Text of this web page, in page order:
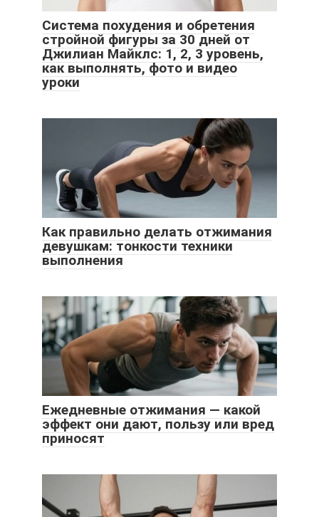
Система похудения и обретения
стройной фигуры за 30 дней от
Джилиан Майклс: 1, 2, 3 уровень,
как выполнять, фото и видео
уроки
Как правильно делать отжимания
девушкам: тонкости техники
выполнения
Ежедневные отжимания — какой
эффект они дают, пользу или вред
приносят